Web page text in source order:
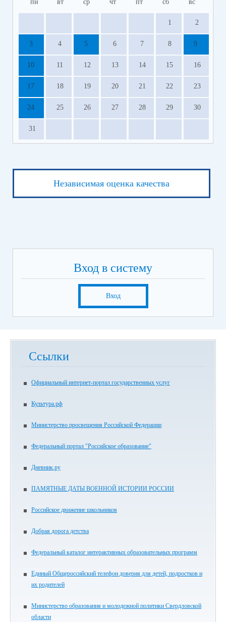
пн вт ср чт пт сб вс
1 2
3 4 5 6 7 8 9
10 11 12 13 14 15 16
17 18 19 20 21 22 23
24 25 26 27 28 29 30
31
Независимая оценка качества
Вход в систему
Вход
Ссылки
Официальный интернет-портал государственных услуг
Культура.рф
Министерство просвещения Российской Федерации
Федеральный портал "Российское образование"
Дневник.ру
ПАМЯТНЫЕ ДАТЫ ВОЕННОЙ ИСТОРИИ РОССИИ
Российское движение школьников
Добрая дорога детства
Федеральный каталог интерактивных образовательных программ
Единый Общероссийский телефон доверия для детей, подростков и
их родителей
Министерство образования и молодежной политики Свердловской
области